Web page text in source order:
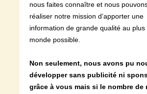
nous faites connaître et nous
réaliser notre mission d’apporter une
information de grande qualité au plus
monde possible.
Non seulement, nous avons pu
développer sans publicité ni
grâce à vous mais si le nombre de